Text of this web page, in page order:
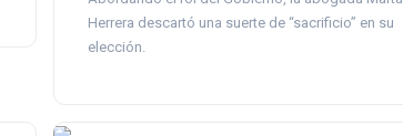
Herrera descartó una suerte de “sacrificio” en su
elección.